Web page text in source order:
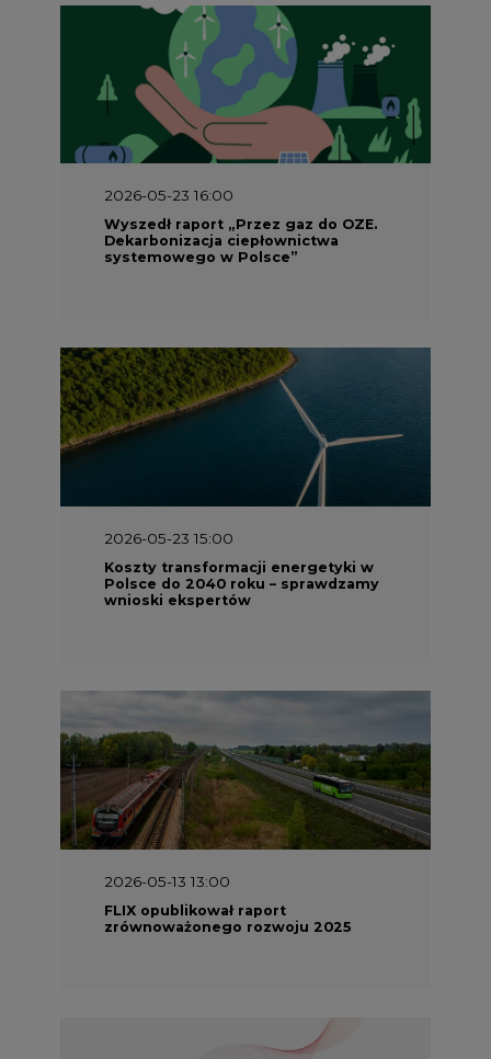
2026-05-23 16:00
Wyszedł raport „Przez gaz do OZE.
Dekarbonizacja ciepłownictwa
systemowego w Polsce”
2026-05-23 15:00
Koszty transformacji energetyki w
Polsce do 2040 roku – sprawdzamy
wnioski ekspertów
2026-05-13 13:00
FLIX opublikował raport
zrównoważonego rozwoju 2025